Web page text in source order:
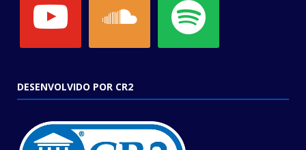
DESENVOLVIDO POR CR2